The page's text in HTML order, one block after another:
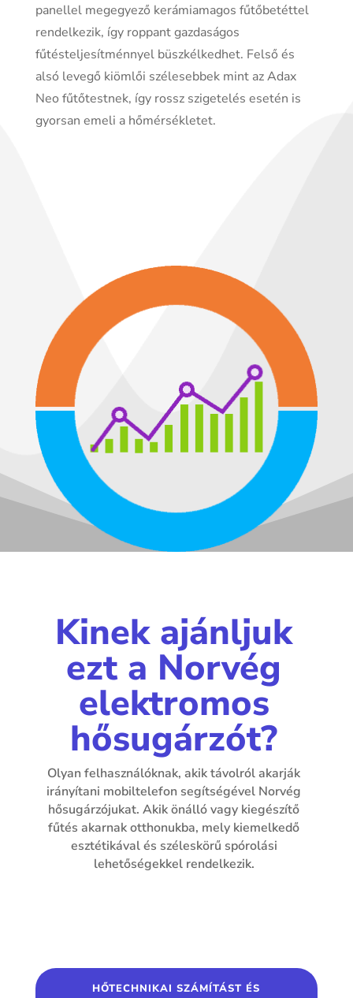
panellel megegyező kerámiamagos fűtőbetéttel
rendelkezik, így roppant gazdaságos
fűtésteljesítménnyel büszkélkedhet. Felső és
alsó levegő kiömlői szélesebbek mint az Adax
Neo fűtőtestnek, így rossz szigetelés esetén is
gyorsan emeli a hőmérsékletet.
Kinek ajánljuk
ezt a Norvég
elektromos
hősugárzót?
Olyan felhasználóknak, akik távolról akarják
irányítani mobiltelefon segítségével Norvég
hősugárzójukat. Akik önálló vagy kiegészítő
fűtés akarnak otthonukba, mely kiemelkedő
esztétikával és széleskörű spórolási
lehetőségekkel rendelkezik.
HŐTECHNIKAI SZÁMÍTÁST ÉS